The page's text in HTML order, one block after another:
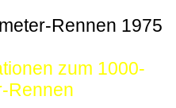
Rennen 1975
zum 1000-
Rennen